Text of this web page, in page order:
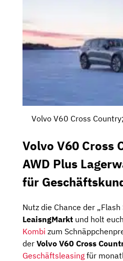
Volvo V60 Cross
Volvo V60 Cross
AWD Plus
für
Nutz die Chance der
LeaisngMarkt und holt
Kombi zum
der Volvo V60 Cross
Geschäftsleasing für